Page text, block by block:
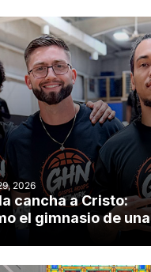
2026
cancha a Cristo:
el gimnasio de una